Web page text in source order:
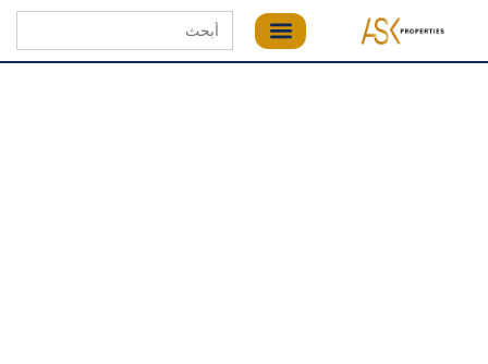
Search
for: